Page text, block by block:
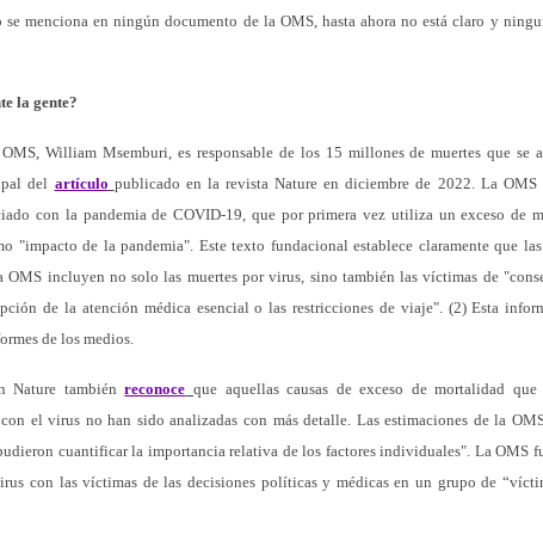
menciona en ningún documento de la OMS, hasta ahora no está claro y
la gente?
William Msemburi, es responsable de los 15 millones de muertes que se
del artículo publicado en la revista Nature en diciembre de 2022. La OMS
con la pandemia de COVID-19, que por primera vez utiliza un exceso de
"impacto de la pandemia". Este texto fundacional establece claramente que
OMS incluyen no solo las muertes por virus, sino también las víctimas de
de la atención médica esencial o las restricciones de viaje". (2) Esta
de los medios.
Nature tambiénreconoce que aquellas causas de exceso de mortalidad que
el virus no han sido analizadas con más detalle. Las estimaciones de la
cuantificar la importancia relativa de los factores individuales". La OMS
con las víctimas de las decisiones políticas y médicas en un grupo de